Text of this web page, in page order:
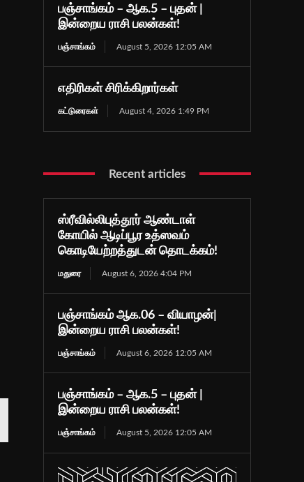
பஞ்சாங்கம் – ஆக.5 – புதன் |
இன்றைய ராசி பலன்கள்!
பஞ்சாங்கம் August 5, 2026 12:05 AM
எதிரிகள் சிரிக்கிறார்கள்
கட்டுரைகள் August 4, 2026 1:49 PM
Recent articles
ஸ்ரீவில்லிபுத்தூர் ஆண்டாள்
கோயில் ஆடிப்பூர உத்ஸவம்
கொடியேற்றத்துடன் தொடக்கம்!
மதுரை August 6, 2026 4:04 PM
பஞ்சாங்கம் ஆக.06 – வியாழன்|
இன்றைய ராசி பலன்கள்!
பஞ்சாங்கம் August 6, 2026 12:05 AM
பஞ்சாங்கம் – ஆக.5 – புதன் |
இன்றைய ராசி பலன்கள்!
பஞ்சாங்கம் August 5, 2026 12:05 AM